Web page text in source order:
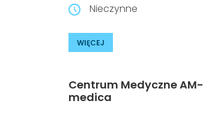
Nieczynne
WIĘCEJ
Centrum Medyczne AM-
medica